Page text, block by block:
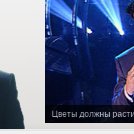
Цветы должны